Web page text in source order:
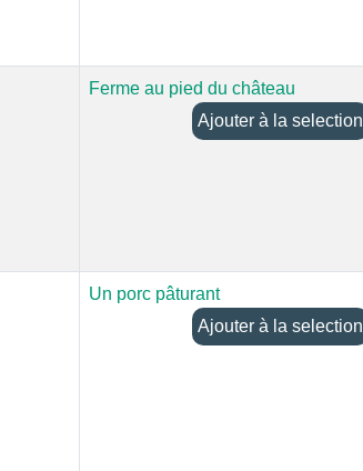
Ferme au pied du château
Ajouter à la selection
Un porc pâturant
Ajouter à la selection